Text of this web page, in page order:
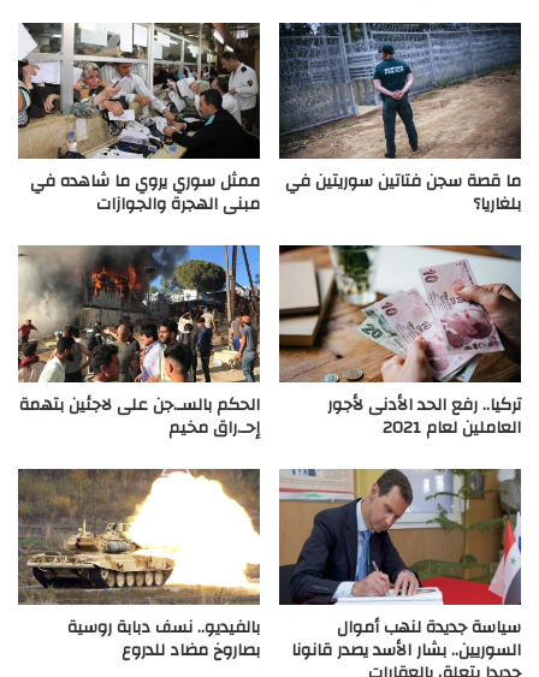
ما قصة سجن فتاتين سوريتين في
بلغاريا؟
ممثل سوري يروي ما شاهده في
مبنى الهجرة والجوازات
تركيا.. رفع الحد الأدنى لأجور
العاملين لعام 2021
الحكم بالسـ.جن على لاجئين بتهمة
إحـ.راق مخيم
سياسة جديدة لنهب أموال
السوريين.. بشار الأسد يصدر قانونا
بالفيديو.. نسف دبابة روسية
بصاروخ مضاد للدروع